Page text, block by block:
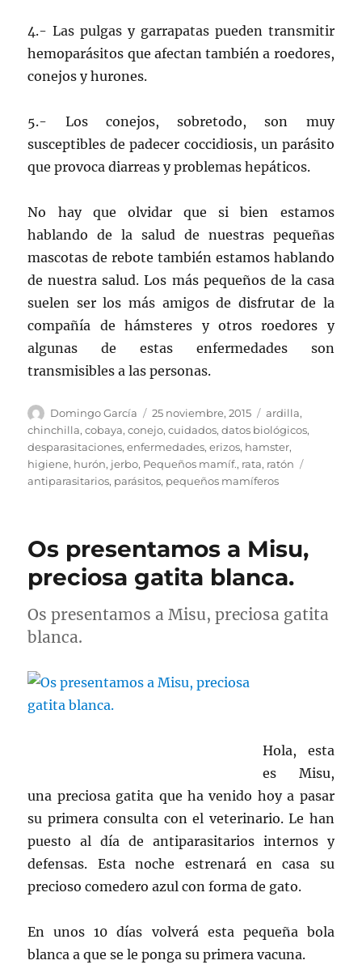
4.- Las pulgas y garrapatas pueden transmitir
hemoparásitos que afectan también a roedores,
conejos y hurones.
5.- Los conejos, sobretodo, son muy
susceptibles de padecer coccidiosis, un parásito
que provoca diarreas y problemas hepáticos.
No hay que olvidar que si bien estamos
hablando de la salud de nuestras pequeñas
mascotas de rebote también estamos hablando
de nuestra salud. Los más pequeños de la casa
suelen ser los más amigos de disfrutar de la
compañía de hámsteres y otros roedores y
algunas de estas enfermedades son
transmisibles a las personas.
Autor
Domingo García
Publicado
el
25 noviembre, 2015 Categorías
ardilla,
chinchilla,cobaya,conejo,cuidados,datos biológicos,
desparasitaciones,enfermedades,erizos, hamster,
higiene, hurón, jerbo, Pequeños mamíf., rata, ratón
antiparasitarios, parásitos, pequeños mamíferos
Os presentamos a Misu,
preciosa gatita blanca.
Os presentamos a Misu, preciosa gatita
blanca.
Hola, esta
es Misu,
una preciosa gatita que ha venido hoy a pasar
su primera consulta con el veterinario. Le han
puesto al día de antiparasitarios internos y
defensas. Esta noche estrenará en casa su
precioso comedero azul con forma de gato.
En unos 10 días volverá esta pequeña bola
blanca a que se le ponga su primera vacuna.